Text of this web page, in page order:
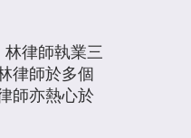
律師執業三
律師於多個
師亦熱心於